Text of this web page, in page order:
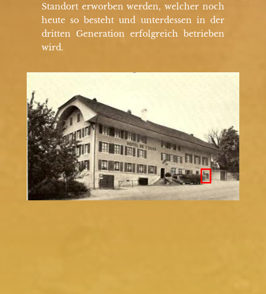
Standort erworben werden, welcher noch
heute so besteht und unterdessen in der
dritten Generation erfolgreich betrieben
wird.